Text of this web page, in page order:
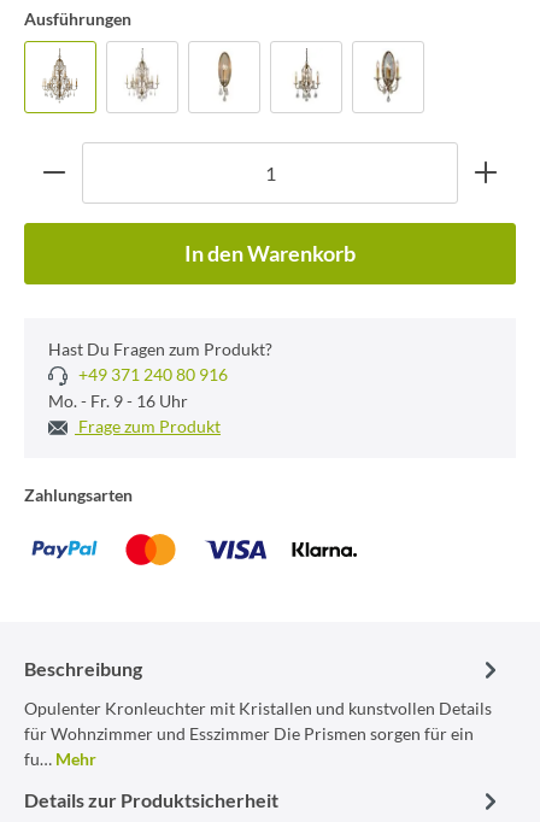
Ausführungen
In den Warenkorb
Hast Du Fragen zum Produkt?
+49 371 240 80 916
Mo. - Fr. 9 - 16 Uhr
Frage zum Produkt
Zahlungsarten
Beschreibung
Opulenter Kronleuchter mit Kristallen und kunstvollen Details
für Wohnzimmer und Esszimmer Die Prismen sorgen für ein
fu… Mehr
Details zur Produktsicherheit